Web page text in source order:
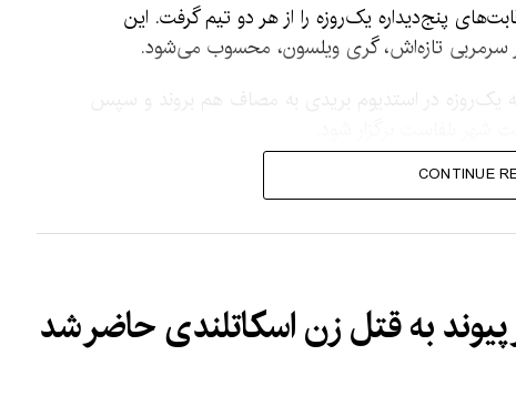
پنج‌دیداره یک‌روزه را از هر دو تیم گرفت. این
سرمربی تازه‌اش، گری ویلسون، محسوب می‌شود.
یک‌روزه در استدیوم بریدی به مصاف هم بروند و سپس
و ایرلند به‌صورت زنده از
در سراسر افغانستان پخش
و حرفه‌ای است.
CONTINUE
به قتل زن اسکاتلندی حاضر شد